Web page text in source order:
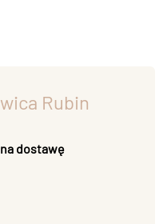
Rubin
dostawę